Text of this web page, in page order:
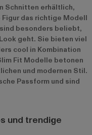
Schnitten erhältlich,
das richtige Modell
besonders beliebt,
geht. Sie bieten viel
cool in Kombination
Fit Modelle betonen
und modernen Stil.
Passform und sind
und trendige